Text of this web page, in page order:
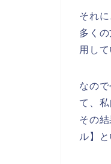
それ
多く
用し
なの
て、
その
ル】